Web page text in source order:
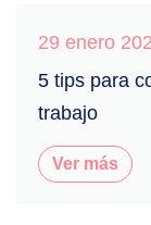
29 enero
5 tips para
trabajo
Ver más